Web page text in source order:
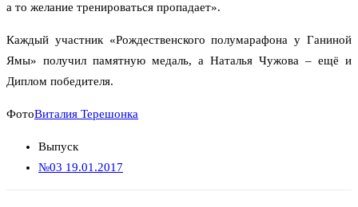
а то желание тренироваться пропадает».
Каждый участник «Рождественского полумарафона у Ганиной
Ямы» получил памятную медаль, а Наталья Чужова – ещё и
Диплом победителя.
ФотоВиталия Терешонка
Выпуск
№03 19.01.2017